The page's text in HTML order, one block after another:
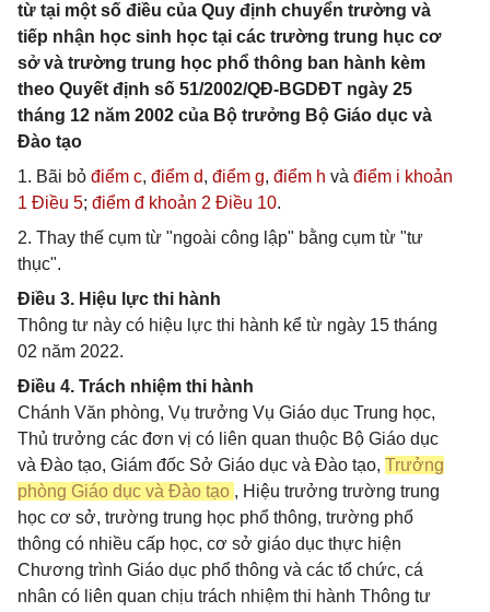
từ tại một số điều của Quy định chuyển trường và
tiếp nhận học sinh học tại các trường trung hục cơ
sở và trường trung học phổ thông ban hành kèm
theo Quyết định số 51/2002/QĐ-BGDĐT ngày 25
tháng 12 năm 2002 của Bộ trưởng Bộ Giáo dục và
Đào tạo
1. Bãi bỏ điểm c, điểm d, điểm g, điểm h và điểm i khoản
1 Điều 5; điểm đ khoản 2 Điều 10.
2. Thay thế cụm từ "ngoài công lập" bằng cụm từ "tư
thục".
Điều 3. Hiệu lực thi hành
Thông tư này có hiệu lực thi hành kể từ ngày 15 tháng
02 năm 2022.
Điều 4. Trách nhiệm thi hành
Chánh Văn phòng, Vụ trưởng Vụ Giáo dục Trung học,
Thủ trưởng các đơn vị có liên quan thuộc Bộ Giáo dục
và Đào tạo, Giám đốc Sở Giáo dục và Đào tạo, Trưởng
phòng Giáo dục và Đào tạo , Hiệu trưởng trường trung
học cơ sở, trường trung học phổ thông, trường phổ
thông có nhiều cấp học, cơ sở giáo dục thực hiện
Chương trình Giáo dục phổ thông và các tổ chức, cá
nhân có liên quan chịu trách nhiệm thi hành Thông tư